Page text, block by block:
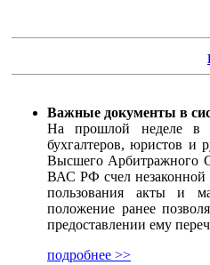
Важные документы в
На прошлой неделе в
бухгалтеров, юристов и
Высшего Арбитражного
ВАС РФ счел незаконной
пользования акты и
положение ранее
предоставлении ему
подробнее >>